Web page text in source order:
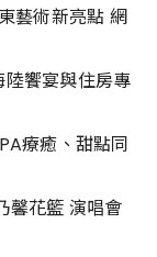
藝術新亮點 網
饗宴與住房專
療癒、甜點同
馨花籃 演唱會